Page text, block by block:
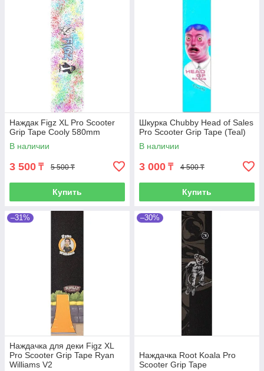
Наждак Figz XL Pro Scooter
Grip Tape Cooly 580mm
В наличии
3 500 ₸ 5 500 ₸
Купить
Шкурка Chubby Head of Sales
Pro Scooter Grip Tape (Teal)
В наличии
3 000 ₸ 4 500 ₸
Купить
–31%
Наждачка для деки Figz XL
Pro Scooter Grip Tape Ryan
Williams V2
–30%
Наждачка Root Koala Pro
Scooter Grip Tape